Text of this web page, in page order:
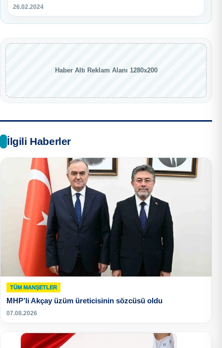
26.02.2024
Haber Altı Reklam Alanı 1280x200
İlgili Haberler
TÜM MANŞETLER
MHP’li Akçay üzüm üreticisinin sözcüsü oldu
07.08.2026